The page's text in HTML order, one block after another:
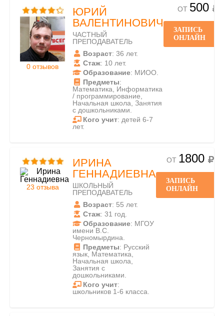
0 отзывов
ЮРИЙ
ВАЛЕНТИНОВИЧ
ЧАСТНЫЙ
ПРЕПОДАВАТЕЛЬ
Возраст: 36 лет.
Стаж: 10 лет.
Образование: МИОО.
Предметы:
Математика, Информатика
/ программирование,
Начальная школа, Занятия
с дошкольниками.
Кого учит: детей 6-7
лет.
ОТ 500
ЗАПИСЬ
ОНЛАЙН
23 отзыва
ИРИНА
ГЕННАДИЕВНА
ШКОЛЬНЫЙ
ПРЕПОДАВАТЕЛЬ
Возраст: 55 лет.
Стаж: 31 год.
Образование: МГОУ
имени В.С.
Черномырдина.
Предметы: Русский
язык, Математика,
Начальная школа,
Занятия с
дошкольниками.
Кого учит:
школьников 1-6 класса.
ОТ 1800
ЗАПИСЬ
ОНЛАЙН